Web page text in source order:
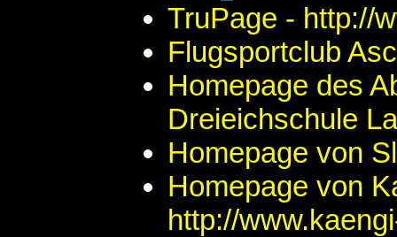
TruPage - http://
Flugsportclub
Homepage des
Dreieichschule
Homepage von
Homepage von
http://